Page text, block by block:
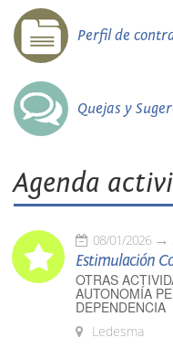
Perfil de
Quejas y
Agenda
08/01/2026
Estimulación
OTRAS
AUTONOMÍA
DEPENDENCIA
Ledesma